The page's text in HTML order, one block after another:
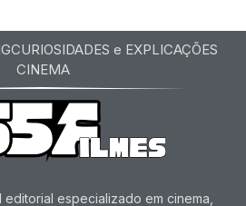
CURIOSIDADES e EXPLICAÇÕES
CINEMA
editorial especializado em cinema,